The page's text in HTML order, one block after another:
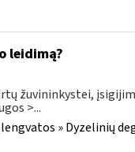
leidimą?
žuvininkystei,
>...
» Dyzelinių